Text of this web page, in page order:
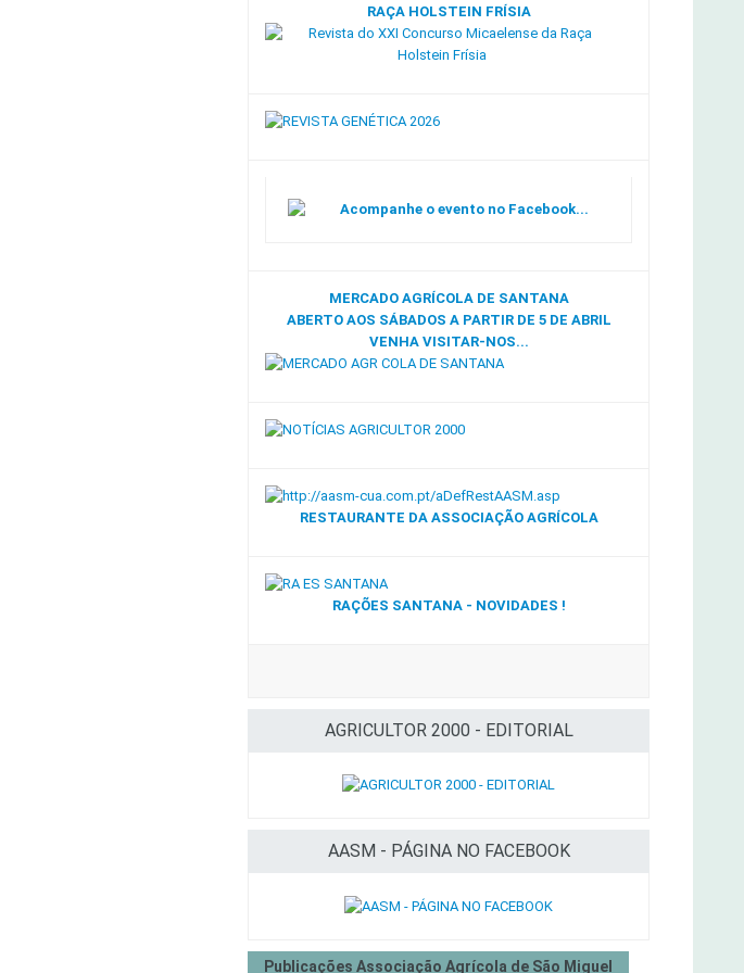
RAÇA HOLSTEIN FRÍSIA
Acompanhe o evento no Facebook...
MERCADO AGRÍCOLA DE SANTANA
ABERTO AOS SÁBADOS A PARTIR DE 5 DE ABRIL
VENHA VISITAR-NOS...
RESTAURANTE DA ASSOCIAÇÃO AGRÍCOLA
RAÇÕES SANTANA - NOVIDADES !
AGRICULTOR 2000 - EDITORIAL
AASM - PÁGINA NO FACEBOOK
Publicações Associação Agrícola de São Miguel